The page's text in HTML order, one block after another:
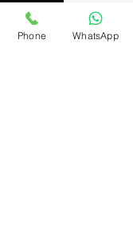
Phone WhatsApp